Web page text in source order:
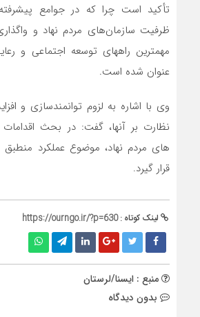
تأکید است چرا که در جوامع پیشرفته
ظرفیت سازمان‌های مردم نهاد و
مهمترین راههای توسعه اجتماعی و
عنوان شده است.
وی با اشاره به لزوم توانمندسازی و
نظارت بر آنها، گفت: در بحث اقدامات
های مردم نهاد، موضوع عملکرد منطبق
قرار گیرد.
لینک کوتاه :https://ourngo.ir/?p=630
منبع : ایسنا/لرستان
بدون دیدگاه